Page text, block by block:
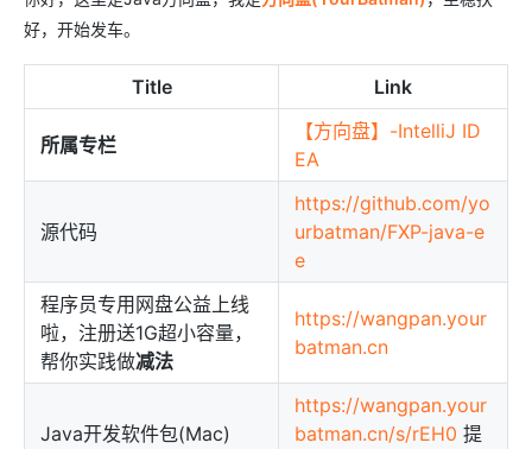
好，开始发车。
Title Link
所属专栏
【方向盘】-IntelliJ ID
EA
源代码
https://github.com/yo
urbatman/FXP-java-e
e
程序员专用网盘公益上线
啦，注册送1G超小容量，
帮你实践做减法
https://wangpan.your
batman.cn
Java开发软件包(Mac)
https://wangpan.your
batman.cn/s/rEH0 提